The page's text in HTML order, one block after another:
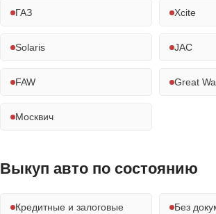
ГАЗ Xcite
Solaris JAC
FAW Great
Москвич
Выкуп авто по состоянию
Кредитные и залоговые Без